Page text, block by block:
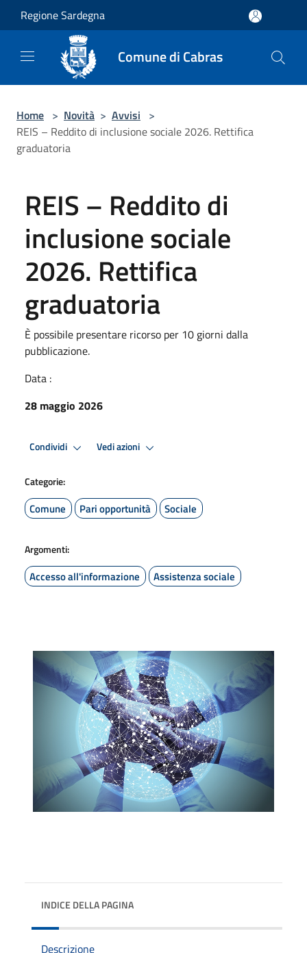
Salta al contenuto principale
Regione Sardegna
Comune di Cabras
Home > Novità > Avvisi >
REIS – Reddito di inclusione sociale 2026. Rettifica
graduatoria
REIS – Reddito di
inclusione sociale
2026. Rettifica
graduatoria
È possibile presentare ricorso per 10 giorni dalla
pubblicazione.
Data :
28 maggio 2026
Condividi Vedi azioni
Categorie:
Comune Pari opportunità Sociale
Argomenti:
Accesso all'informazione Assistenza sociale
INDICE DELLA PAGINA
Descrizione